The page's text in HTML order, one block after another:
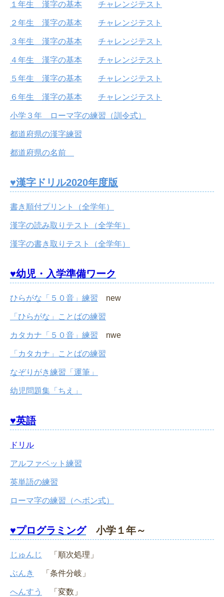
１年生 漢字の基本 チャレンジテスト
２年生 漢字の基本 チャレンジテスト
３年生 漢字の基本 チャレンジテスト
４年生 漢字の基本 チャレンジテスト
５年生 漢字の基本 チャレンジテスト
６年生 漢字の基本 チャレンジテスト
小学３年 ローマ字の練習（訓令式）
都道府県の漢字練習
都道府県の名前
♥漢字ドリル2020年度版
書き順付プリント（全学年）
漢字の読み取りテスト（全学年）
漢字の書き取りテスト（全学年）
♥幼児・入学準備ワーク
ひらがな「５０音」練習 new
「ひらがな」ことばの練習
カタカナ「５０音」練習 nwe
「カタカナ」ことばの練習
なぞりがき練習「運筆」
幼児問題集「ちえ」
♥英語
ドリル
アルファベット練習
英単語の練習
ローマ字の練習（ヘボン式）
♥プログラミング小学１年～
じゅんじ 「順次処理」
ぶんき 「条件分岐」
へんすう 「変数」